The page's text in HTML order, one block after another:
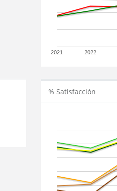
2021 2022
% Satisfacción